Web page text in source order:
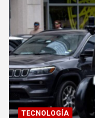
TECNOLOGÍA